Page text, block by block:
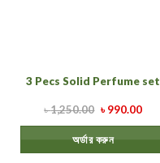
3 Pecs Solid Perfume set
৳1,250.00 ৳990.00
অর্ডার করুন